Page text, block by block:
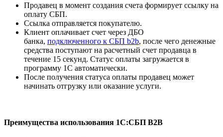
Продавец в момент создания счета формирует ссылку на
оплату СБП.
Ссылка отправляется покупателю.
Клиент оплачивает счет через ДБО
банка, подключенного к СБП b2b, после чего денежные
средства поступают на расчетный счет продавца в
течение 15 секунд. Статус оплаты загружается в
программу 1С автоматически.
После получения статуса оплаты продавец может
начинать отгрузку или оказание услуги.
Преимущества использования 1С:СБП B2B